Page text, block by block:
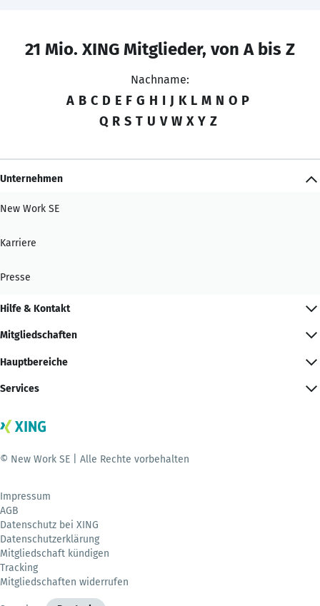
21 Mio. XING Mitglieder, von A bis Z
Nachname:
A B C D E F G H I J K L M N O P
Q R S T U V W X Y Z
Unternehmen
New Work SE
Karriere
Presse
Hilfe & Kontakt
Mitgliedschaften
Hauptbereiche
Services
© New Work SE | Alle Rechte vorbehalten
Impressum
AGB
Datenschutz bei XING
Datenschutzerklärung
Mitgliedschaft kündigen
Tracking
Mitgliedschaften widerrufen